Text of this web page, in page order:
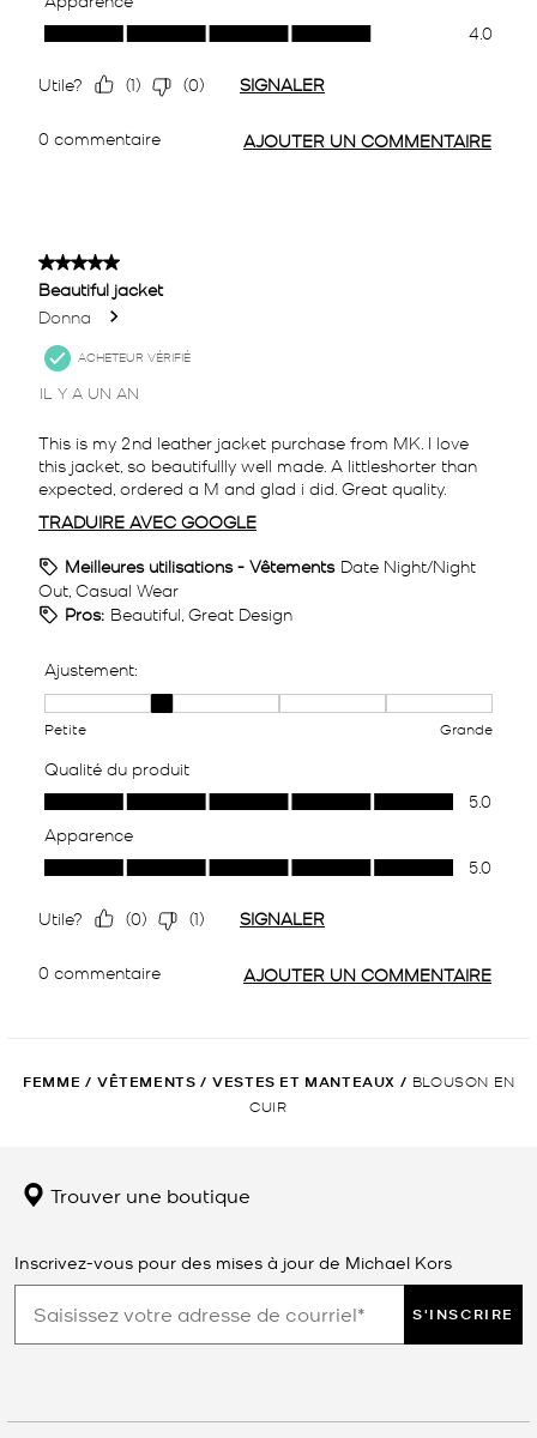
FEMME / VÊTEMENTS / VESTES ET MANTEAUX / BLOUSON EN
CUIR
Trouver une boutique
Inscrivez-vous pour des mises à jour de Michael Kors
S'INSCRIRE